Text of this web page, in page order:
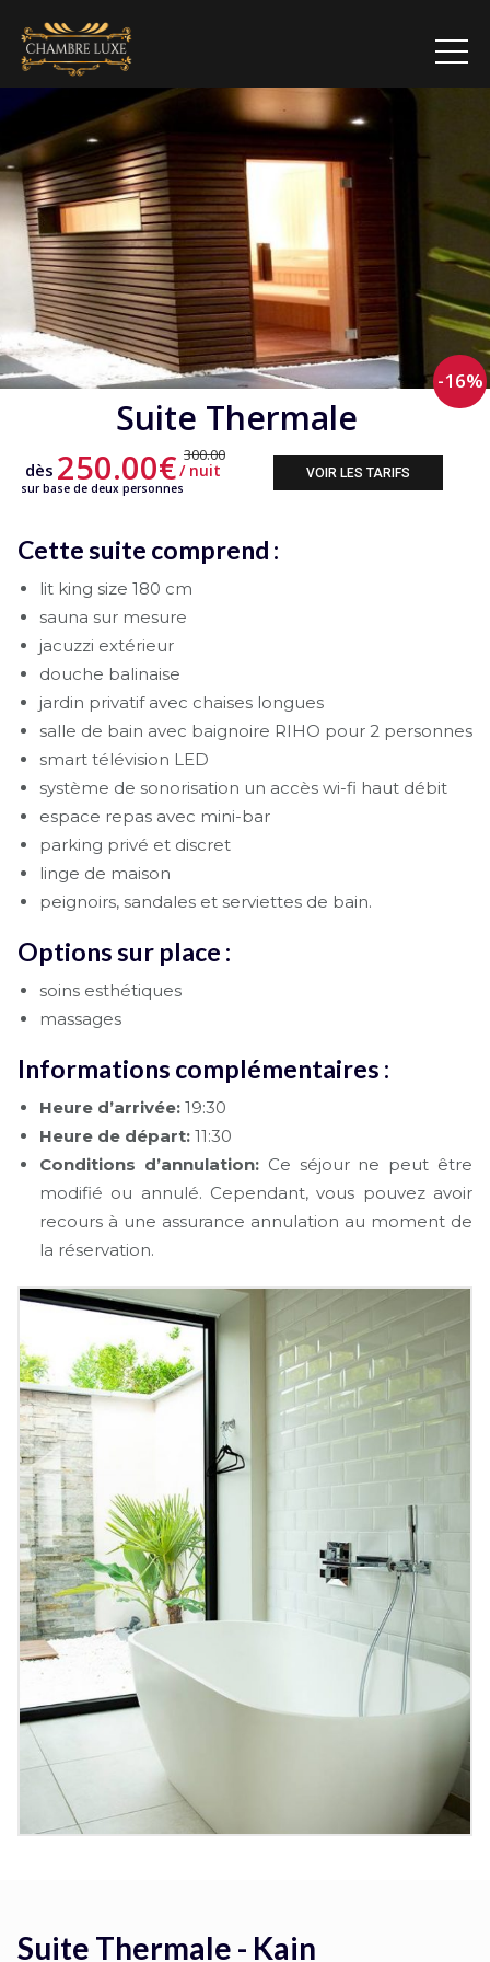
Suite Thermale
dès 250.00€
VOIR LES TARIFS
sur base de deux personnes
/ nuit
-16%
300.00
Cette suite comprend :
lit king size 180 cm
sauna sur mesure
jacuzzi extérieur
douche balinaise
jardin privatif avec chaises longues
salle de bain avec baignoire RIHO pour 2 personnes
smart télévision LED
système de sonorisation un accès wi-fi haut débit
espace repas avec mini-bar
parking privé et discret
linge de maison
peignoirs, sandales et serviettes de bain.
Options sur place :
soins esthétiques
massages
Informations complémentaires :
Heure d’arrivée: 19:30
Heure de départ: 11:30
Conditions d’annulation:Ce séjour ne peut être
modifié ou annulé. Cependant, vous pouvez avoir
recours à une assurance annulation au moment de
la réservation.
Suite Thermale - Kain